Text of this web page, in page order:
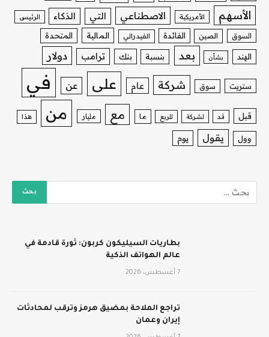
الأسهم الأمريكية الاصطناعي التي الذكاء الرئيس
السوق الصين الفائدة الفيدرالي المالية المتحدة
الهند بشأن بعد بنسبة بنك ترامب دولار
ستريت سوق شركة عام على عن في
قبل قد لشركة للربع ما مع مليار من هذا
وول يقول يوم
بطاريات السيليكون كربون: ثورة قادمة في
عالم الهواتف الذكية
7 أغسطس، 2026
تراجع الملاحة بمضيق هرمز وترقب لمحادثات
إيران وعمان